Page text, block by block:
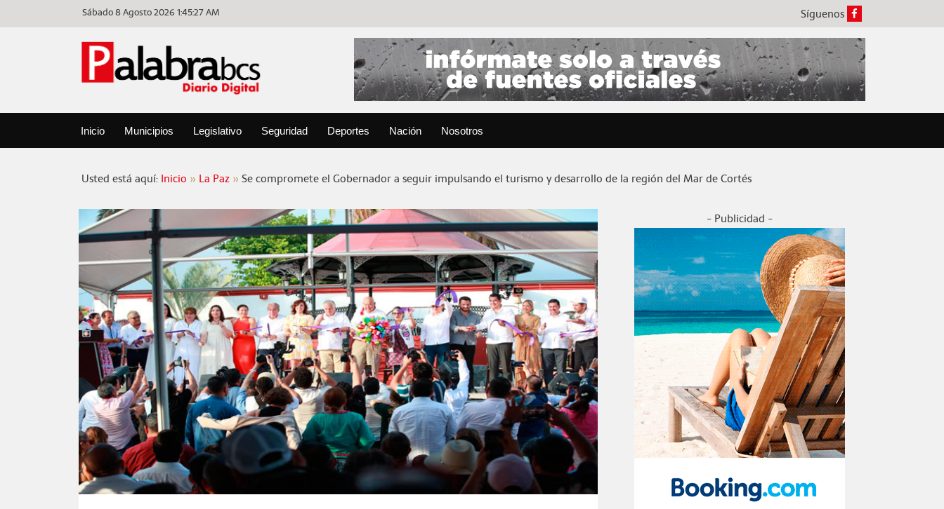
Sábado 8 Agosto 20261:45:27 AM Síguenos
Inicio Municipios Legislativo Seguridad Deportes Nación Nosotros
Usted está aquí: Inicio La Paz Se compromete el Gobernador a seguir impulsando el turismo y desarrollo de la región del Mar de Cortés
- Publicidad -